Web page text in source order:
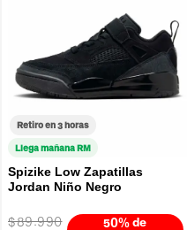
Retiro en 3 horas
Llega mañana RM
Spizike Low Zapatillas
Jordan Niño Negro
$89.990
50% de